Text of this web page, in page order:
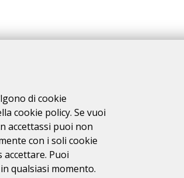
Km 98 di lunghezza, per l'acquisizione del
dalla pagina web della manifestazione, da
in "escursione individuale" e quindi
Il percorso non è
verificare il rispetto del tracciato da parte dei
la circostanza all'Organizzazione, e dovrà
non prevede che venga stilata nessuna
e dei finisher.
di cookie
cookie policy. Se vuoi
accettassi puoi non
con i soli cookie
Puoi
qualsiasi momento.